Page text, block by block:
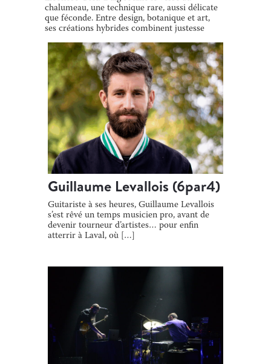
chalumeau, une technique rare, aussi délicate
que féconde. Entre design, botanique et art,
ses créations hybrides combinent justesse
Guillaume Levallois (6par4)
Guitariste à ses heures, Guillaume Levallois
s’est rêvé un temps musicien pro, avant de
devenir tourneur d’artistes… pour enfin
atterrir à Laval, où […]